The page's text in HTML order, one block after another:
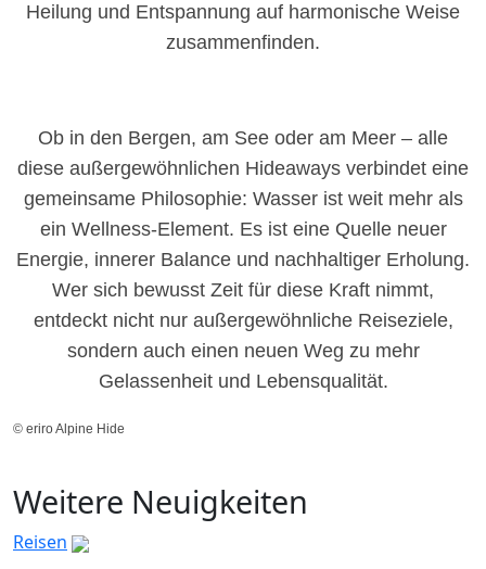
Heilung und Entspannung auf harmonische Weise
zusammenfinden.
Ob in den Bergen, am See oder am Meer – alle
diese außergewöhnlichen Hideaways verbindet eine
gemeinsame Philosophie: Wasser ist weit mehr als
ein Wellness-Element. Es ist eine Quelle neuer
Energie, innerer Balance und nachhaltiger Erholung.
Wer sich bewusst Zeit für diese Kraft nimmt,
entdeckt nicht nur außergewöhnliche Reiseziele,
sondern auch einen neuen Weg zu mehr
Gelassenheit und Lebensqualität.
© eriro Alpine Hide
Weitere Neuigkeiten
Reisen